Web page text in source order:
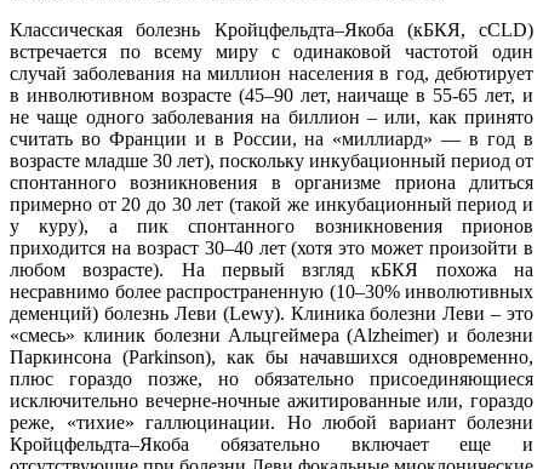
Классическая болезнь Кройцфельдта–Якоба (кБКЯ, cCLD)
встречается по всему миру с одинаковой частотой один
случай заболевания на миллион населения в год, дебютирует
в инволютивном возрасте (45–90 лет, наичаще в 55-65 лет, и
не чаще одного заболевания на биллион – или, как принято
считать во Франции и в России, на «миллиард» — в год в
возрасте младше 30 лет), поскольку инкубационный период от
спонтанного возникновения в организме приона длиться
примерно от 20 до 30 лет (такой же инкубационный период и
у куру), а пик спонтанного возникновения прионов
приходится на возраст 30–40 лет (хотя это может произойти в
любом возрасте). На первый взгляд кБКЯ похожа на
несравнимо более распространенную (10–30% инволютивных
деменций) болезнь Леви (Lewy). Клиника болезни Леви – это
«смесь» клиник болезни Альцгеймера (Alzheimer) и болезни
Паркинсона (Parkinson), как бы начавшихся одновременно,
плюс гораздо позже, но обязательно присоединяющиеся
исключительно вечерне-ночные ажитированные или, гораздо
реже, «тихие» галлюцинации. Но любой вариант болезни
Кройцфельдта–Якоба обязательно включает еще и